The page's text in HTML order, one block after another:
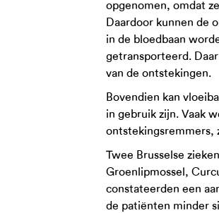
opgenomen, omdat
Daardoor kunnen de
in de bloedbaan
getransporteerd.
van de ontstekingen.
Bovendien kan
in gebruik zijn. Vaak
ontstekingsremmers,
Twee Brusselse
Groenlipmossel,
constateerden een
de patiënten minder